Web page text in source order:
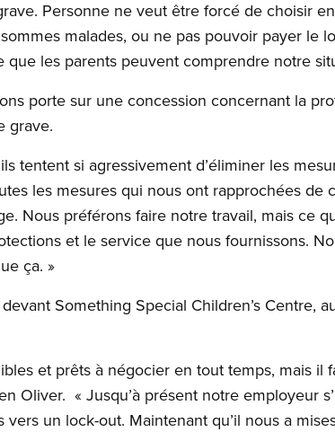
Personne ne veut être forcé de choisir
malades, ou ne pas pouvoir payer le
les parents peuvent comprendre notre
porte sur une concession concernant la
grave.
tentent si agressivement d’éliminer les
les mesures qui nous ont rapprochées de
Nous préférons faire notre travail, mais ce
et le service que nous fournissons.
ça. »
Something Special Children’s Centre,
et prêts à négocier en tout temps, mais il
Oliver. « Jusqu’à présent notre employeur
un lock-out. Maintenant qu’il nous a